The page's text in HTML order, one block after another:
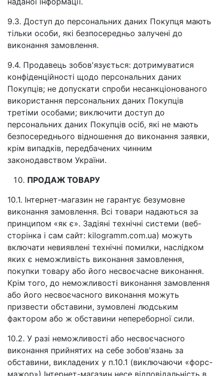
9.3. Доступ до персональних даних Покупця мають
тільки особи, які безпосередньо залучені до
виконання замовлення.
9.4. Продавець зобов'язується: дотримуватися
конфіденційності щодо персональних даних
Покупців; не допускати спроби несанкціонованого
використання персональних даних Покупців
третіми особами; виключити доступ до
персональних даних Покупців осіб, які не мають
безпосереднього відношення до виконання заявки,
крім випадків, передбачених чинним
законодавством України.
ПРОДАЖ ТОВАРУ
10.1. Інтернет-магазин не гарантує безумовне
виконання замовлення. Всі товари надаються за
принципом «як є». Задіяні технічні системи (веб-
сторінка і сам сайт: kilogramm.com.ua) можуть
включати невиявлені технічні помилки, наслідком
яких є неможливість виконання замовлення,
покупки товару або його несвоєчасне виконання.
Крім того, до неможливості виконання замовлення
або його несвоєчасного виконання можуть
призвести обставини, зумовлені людським
фактором або ж обставини непереборної сили.
10.2. У разі неможливості або несвоєчасного
виконання прийнятих на себе зобов'язань за
обставини, викладених у п.10.1 (виключаючи «форс-
мажор») Інтернет-магазин несе відповідальність в